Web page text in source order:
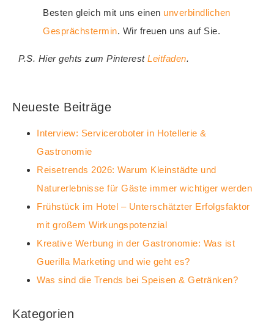
Besten gleich mit uns einen unverbindlichen
Gesprächstermin. Wir freuen uns auf Sie.
P.S. Hier gehts zum Pinterest Leitfaden.
Neueste Beiträge
Interview: Serviceroboter in Hotellerie &
Gastronomie
Reisetrends 2026: Warum Kleinstädte und
Naturerlebnisse für Gäste immer wichtiger werden
Frühstück im Hotel – Unterschätzter Erfolgsfaktor
mit großem Wirkungspotenzial
Kreative Werbung in der Gastronomie: Was ist
Guerilla Marketing und wie geht es?
Was sind die Trends bei Speisen & Getränken?
Kategorien